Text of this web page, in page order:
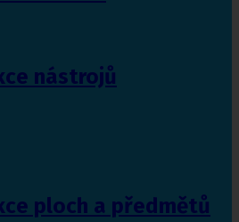
nástrojů
ploch a předmětů